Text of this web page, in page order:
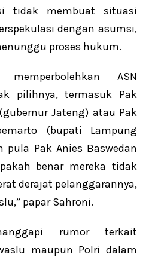
tidak membuat situasi
dengan asumsi,
proses hukum.
memperbolehkan ASN
pilihnya, termasuk Pak
Jateng) atau Pak
(bupati Lampung
pula Pak Anies Baswedan
benar mereka tidak
derajat pelanggarannya,
papar Sahroni.
rumor terkait
maupun Polri dalam